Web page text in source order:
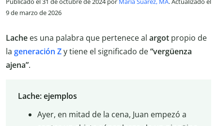
9 de marzo de 2026
Lache es una palabra que pertenece al argot propio de
la generación Zy tiene el significado de“vergüenza
ajena”.
Lache: ejemplos
Ayer, en mitad de la cena, Juan empezó a